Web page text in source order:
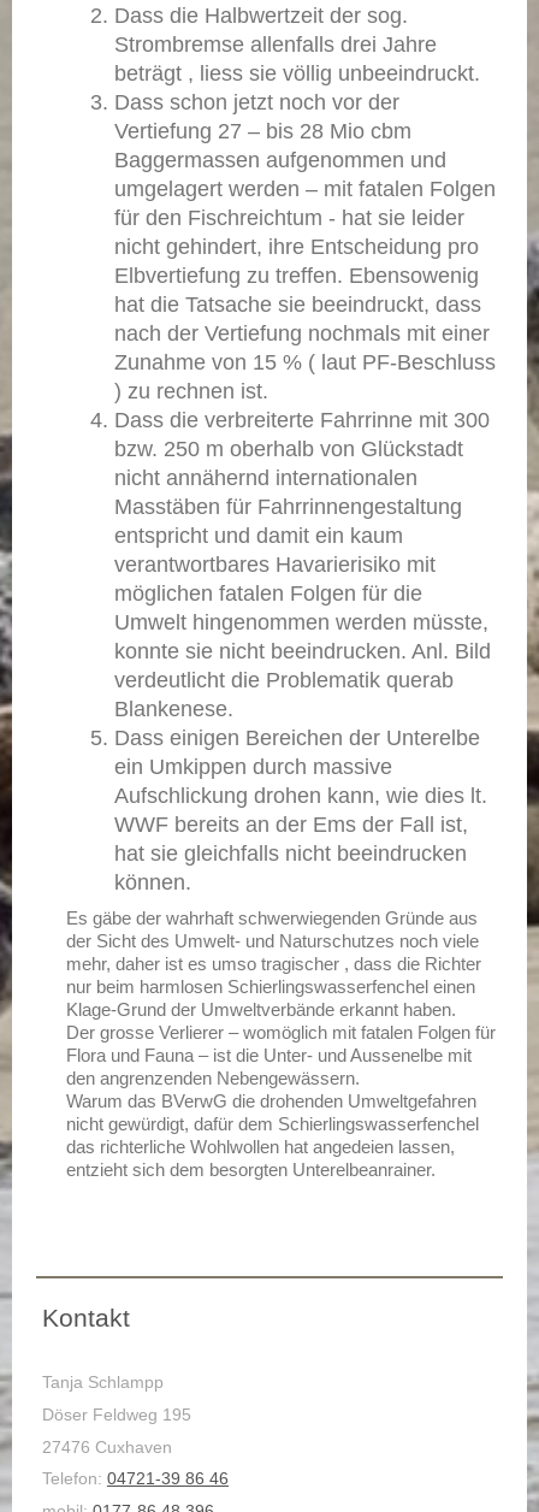
Dass die Halbwertzeit der sog.
Strombremse allenfalls drei Jahre
beträgt , liess sie völlig unbeeindruckt.
Dass schon jetzt noch vor der
Vertiefung 27 – bis 28 Mio cbm
Baggermassen aufgenommen und
umgelagert werden – mit fatalen Folgen
für den Fischreichtum - hat sie leider
nicht gehindert, ihre Entscheidung pro
Elbvertiefung zu treffen. Ebensowenig
hat die Tatsache sie beeindruckt, dass
nach der Vertiefung nochmals mit einer
Zunahme von 15 % ( laut PF-Beschluss
) zu rechnen ist.
Dass die verbreiterte Fahrrinne mit 300
bzw. 250 m oberhalb von Glückstadt
nicht annähernd internationalen
Masstäben für Fahrrinnengestaltung
entspricht und damit ein kaum
verantwortbares Havarierisiko mit
möglichen fatalen Folgen für die
Umwelt hingenommen werden müsste,
konnte sie nicht beeindrucken. Anl. Bild
verdeutlicht die Problematik querab
Blankenese.
Dass einigen Bereichen der Unterelbe
ein Umkippen durch massive
Aufschlickung drohen kann, wie dies lt.
WWF bereits an der Ems der Fall ist,
hat sie gleichfalls nicht beeindrucken
können.
Es gäbe der wahrhaft schwerwiegenden Gründe aus
der Sicht des Umwelt- und Naturschutzes noch viele
mehr, daher ist es umso tragischer , dass die Richter
nur beim harmlosen Schierlingswasserfenchel einen
Klage-Grund der Umweltverbände erkannt haben.
Der grosse Verlierer – womöglich mit fatalen Folgen für
Flora und Fauna – ist die Unter- und Aussenelbe mit
den angrenzenden Nebengewässern.
Warum das BVerwG die drohenden Umweltgefahren
nicht gewürdigt, dafür dem Schierlingswasserfenchel
das richterliche Wohlwollen hat angedeien lassen,
entzieht sich dem besorgten Unterelbeanrainer.
Kontakt
Tanja Schlampp
Döser Feldweg 195
27476 Cuxhaven
Telefon: 04721-39 86 46